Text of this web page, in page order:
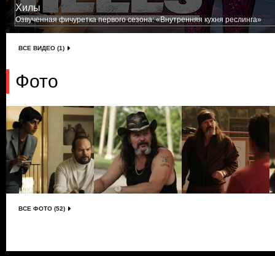
Хилы
Озвученная фичуретка первого сезона: «Внутренняя кухня реслинга»
ВСЕ ВИДЕО (1)
Фото
ВСЕ ФОТО (52)